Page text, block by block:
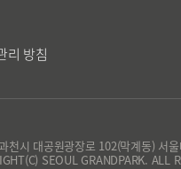
리 방침
천시 대공원광장로 102(막계동) 서울
SEOUL GRANDPARK. ALL